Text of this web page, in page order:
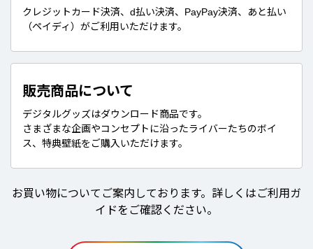
クレジットカード決済、d払い決済、PayPay決済、あと払い
（ペイディ）がご利用いただけます。
販売商品について
デジタルグッズはダウンロード商品です。
さまざまな企画やコンセプトに沿ったライバーたちのボイ
ス、特典壁紙をご購入いただけます。
お買い物についてご案内しております。詳しくはご利用ガ
イドをご確認ください。